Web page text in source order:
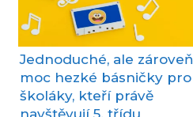
Jednoduché, ale zároveň
moc hezké básničky pro
školáky, kteří právě